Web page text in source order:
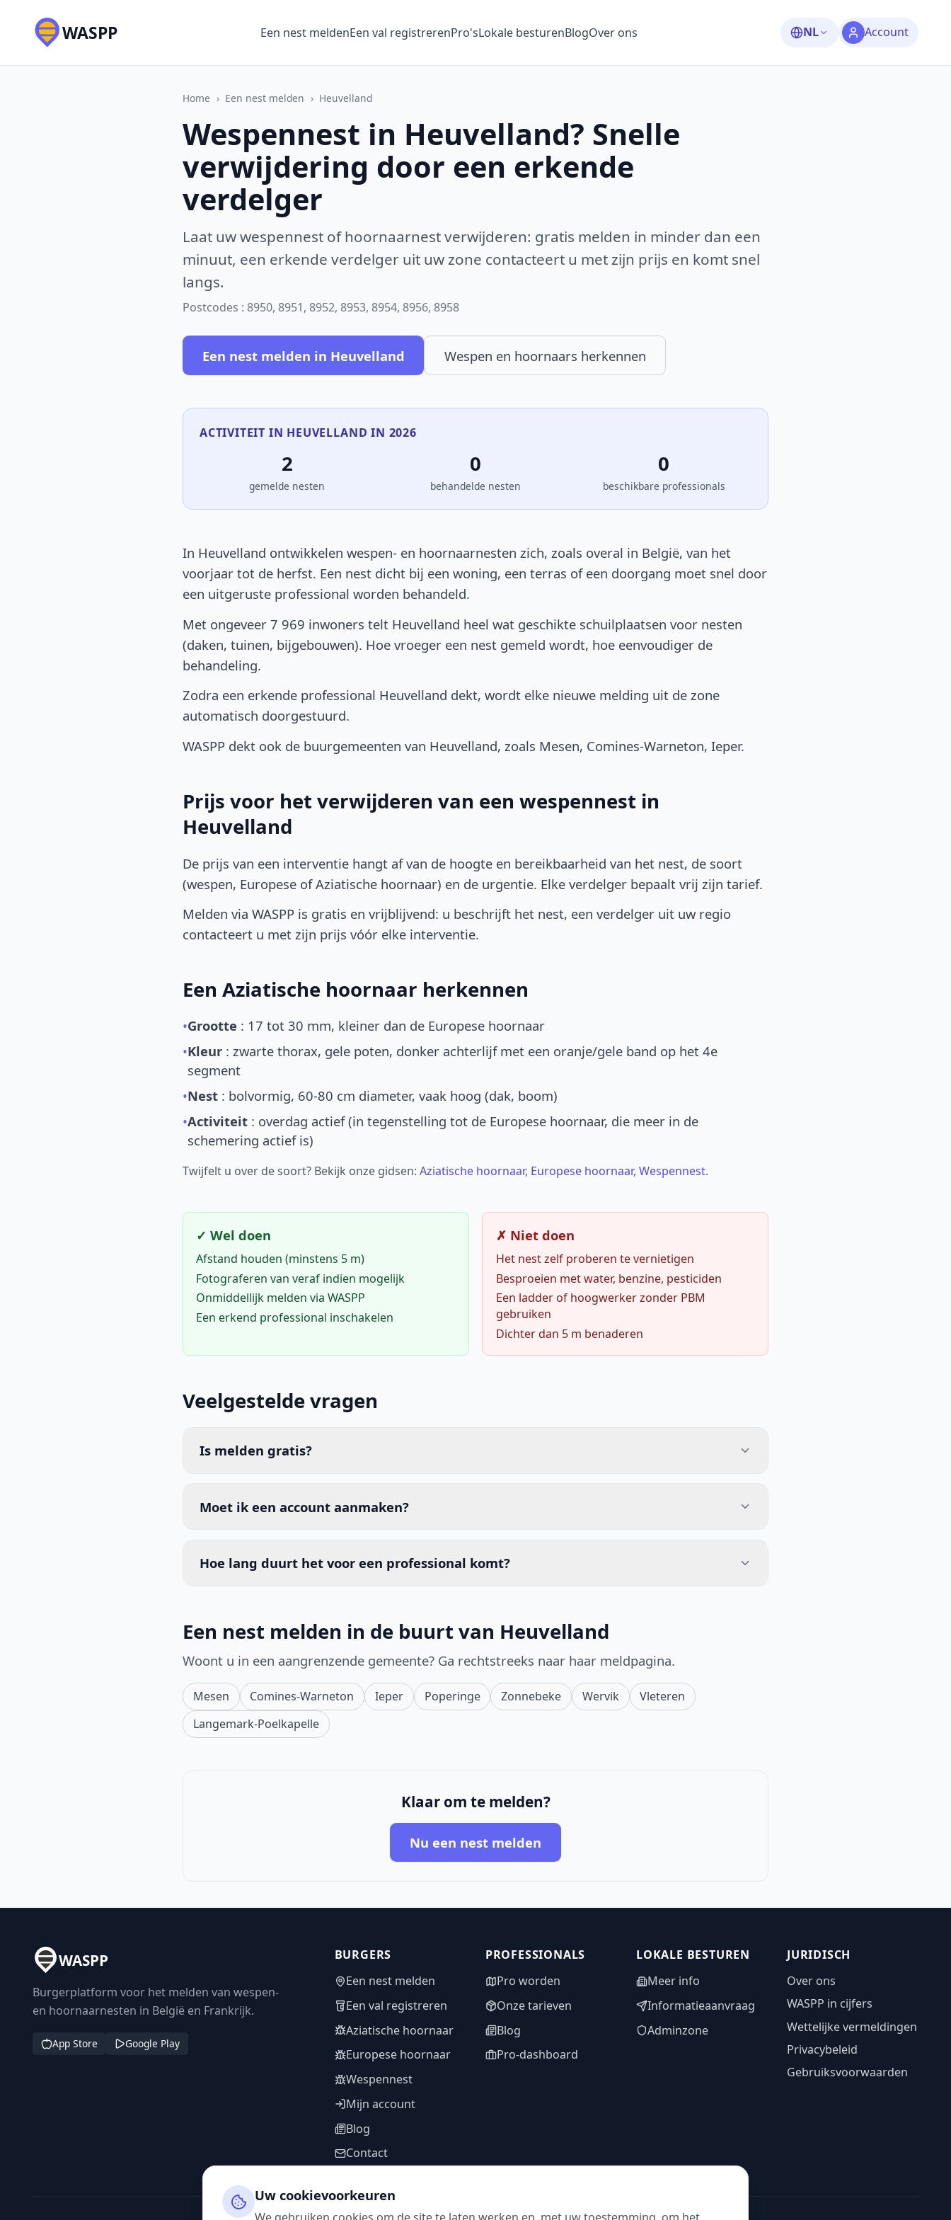
WASPP Een nest meldenEen val registrerenPro'sLokale besturenBlogOver ons NL Account
Home › Een nest melden › Heuvelland
Wespennest in Heuvelland? Snelle
verwijdering door een erkende
verdelger
Laat uw wespennest of hoornaarnest verwijderen: gratis melden in minder dan een
minuut, een erkende verdelger uit uw zone contacteert u met zijn prijs en komt snel
langs.
Postcodes : 8950, 8951, 8952, 8953, 8954, 8956, 8958
Een nest melden in Heuvelland Wespen en hoornaars herkennen
ACTIVITEIT IN HEUVELLAND IN 2026
2
gemelde nesten
0
behandelde nesten
0
beschikbare professionals
In Heuvelland ontwikkelen wespen- en hoornaarnesten zich, zoals overal in België, van het
voorjaar tot de herfst. Een nest dicht bij een woning, een terras of een doorgang moet snel door
een uitgeruste professional worden behandeld.
Met ongeveer 7 969 inwoners telt Heuvelland heel wat geschikte schuilplaatsen voor nesten
(daken, tuinen, bijgebouwen). Hoe vroeger een nest gemeld wordt, hoe eenvoudiger de
behandeling.
Zodra een erkende professional Heuvelland dekt, wordt elke nieuwe melding uit de zone
automatisch doorgestuurd.
WASPP dekt ook de buurgemeenten van Heuvelland, zoals Mesen, Comines-Warneton, Ieper.
Prijs voor het verwijderen van een wespennest in
Heuvelland
De prijs van een interventie hangt af van de hoogte en bereikbaarheid van het nest, de soort
(wespen, Europese of Aziatische hoornaar) en de urgentie. Elke verdelger bepaalt vrij zijn tarief.
Melden via WASPP is gratis en vrijblijvend: u beschrijft het nest, een verdelger uit uw regio
contacteert u met zijn prijs vóór elke interventie.
Een Aziatische hoornaar herkennen
•Grootte : 17 tot 30 mm, kleiner dan de Europese hoornaar
•Kleur : zwarte thorax, gele poten, donker achterlijf met een oranje/gele band op het 4e
segment
•Nest : bolvormig, 60-80 cm diameter, vaak hoog (dak, boom)
•Activiteit : overdag actief (in tegenstelling tot de Europese hoornaar, die meer in de
schemering actief is)
Twijfelt u over de soort? Bekijk onze gidsen: Aziatische hoornaar, Europese hoornaar, Wespennest.
✓ Wel doen
Afstand houden (minstens 5 m)
Fotograferen van veraf indien mogelijk
Onmiddellijk melden via WASPP
Een erkend professional inschakelen
✗ Niet doen
Het nest zelf proberen te vernietigen
Besproeien met water, benzine, pesticiden
Een ladder of hoogwerker zonder PBM
gebruiken
Dichter dan 5 m benaderen
Veelgestelde vragen
Is melden gratis?
Moet ik een account aanmaken?
Hoe lang duurt het voor een professional komt?
Een nest melden in de buurt van Heuvelland
Woont u in een aangrenzende gemeente? Ga rechtstreeks naar haar meldpagina.
Mesen Comines-Warneton Ieper Poperinge Zonnebeke Wervik
Vleteren
Langemark-Poelkapelle
Klaar om te melden?
Nu een nest melden
WASPP
Burgerplatform voor het melden van wespen-
en hoornaarnesten in België en Frankrijk.
App Store Google Play
BURGERS
Een nest melden
Een val registreren
Aziatische hoornaar
Europese hoornaar
Wespennest
Mijn account
Blog
Contact
PROFESSIONALS
Pro worden
Onze tarieven
Blog
Pro-dashboard
LOKALE BESTUREN
Meer info
Informatieaanvraag
Adminzone
JURIDISCH
Over ons
WASPP in cijfers
Wettelijke vermeldingen
Privacybeleid
Gebruiksvoorwaarden
Uw cookievoorkeuren